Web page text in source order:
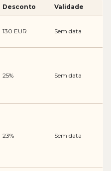
Desconto Validade
130 EUR Sem data
25% Sem data
23% Sem data